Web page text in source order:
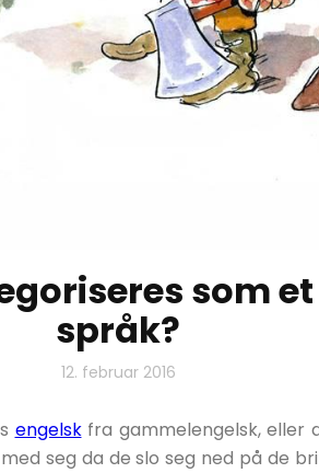
som
språk?
12. februar 2016
engelskfra gammelengelsk, eller
seg da de slo seg ned på de